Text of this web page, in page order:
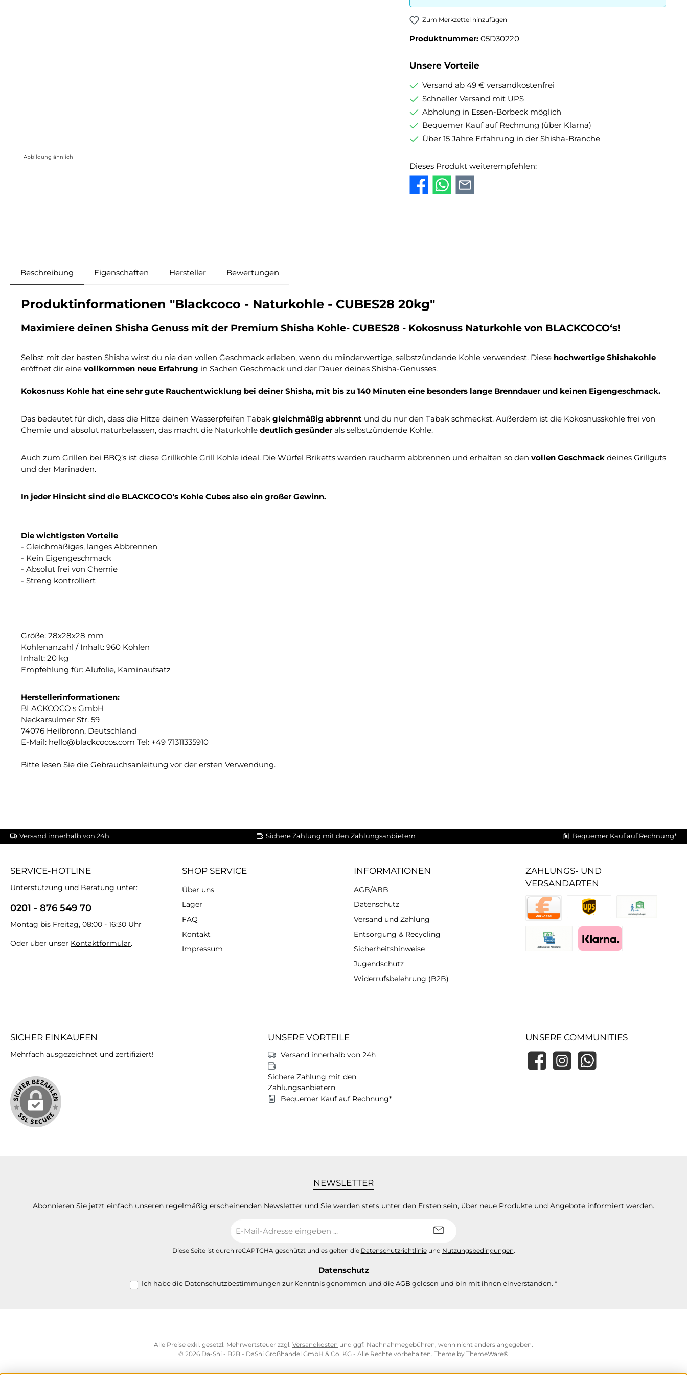
Abbildung ähnlich
Zum Merkzettel hinzufügen
Produktnummer: 05D30220
Unsere Vorteile
Versand ab 49 € versandkostenfrei
Schneller Versand mit UPS
Abholung in Essen-Borbeck möglich
Bequemer Kauf auf Rechnung (über Klarna)
Über 15 Jahre Erfahrung in der Shisha-Branche
Dieses Produkt weiterempfehlen:
Beschreibung Eigenschaften Hersteller Bewertungen
Produktinformationen "Blackcoco - Naturkohle - CUBES28 20kg"
Maximiere deinen Shisha Genuss mit der Premium Shisha Kohle- CUBES28 - Kokosnuss Naturkohle von BLACKCOCO‘s!
Selbst mit der besten Shisha wirst du nie den vollen Geschmack erleben, wenn du minderwertige, selbstzündende Kohle verwendest. Diese hochwertige Shishakohle
eröffnet dir eine vollkommen neue Erfahrung in Sachen Geschmack und der Dauer deines Shisha-Genusses.
Kokosnuss Kohle hat eine sehr gute Rauchentwicklung bei deiner Shisha, mit bis zu 140 Minuten eine besonders lange Brenndauer und keinen Eigengeschmack.
Das bedeutet für dich, dass die Hitze deinen Wasserpfeifen Tabak gleichmäßig abbrennt und du nur den Tabak schmeckst. Außerdem ist die Kokosnusskohle frei von
Chemie und absolut naturbelassen, das macht die Naturkohle deutlich gesünderals selbstzündende Kohle.
Auch zum Grillen bei BBQ’s ist diese Grillkohle Grill Kohle ideal. Die Würfel Briketts werden raucharm abbrennen und erhalten so den vollen Geschmack deines Grillguts
und der Marinaden.
In jeder Hinsicht sind die BLACKCOCO's Kohle Cubes also ein großer Gewinn.
Die wichtigsten Vorteile
- Gleichmäßiges, langes Abbrennen
- Kein Eigengeschmack
- Absolut frei von Chemie
- Streng kontrolliert
Größe: 28x28x28 mm
Kohlenanzahl / Inhalt: 960 Kohlen
Inhalt: 20 kg
Empfehlung für: Alufolie, Kaminaufsatz
Herstellerinformationen:
BLACKCOCO's GmbH
Neckarsulmer Str. 59
74076 Heilbronn, Deutschland
E-Mail: hello@blackcocos.com Tel: +49 71311335910
Bitte lesen Sie die Gebrauchsanleitung vor der ersten Verwendung.
Versand innerhalb von 24h Sichere Zahlung mit den Zahlungsanbietern Bequemer Kauf auf Rechnung*
SERVICE-HOTLINE
Unterstützung und Beratung unter:
0201 - 876 549 70
Montag bis Freitag, 08:00 - 16:30 Uhr
Oder über unser Kontaktformular.
SHOP SERVICE
Über uns
Lager
FAQ
Kontakt
Impressum
INFORMATIONEN
AGB/ABB
Datenschutz
Versand und Zahlung
Entsorgung & Recycling
Sicherheitshinweise
Jugendschutz
Widerrufsbelehrung (B2B)
ZAHLUNGS- UND
VERSANDARTEN
SICHER EINKAUFEN
Mehrfach ausgezeichnet und zertifiziert!
UNSERE VORTEILE
Versand innerhalb von 24h
Sichere Zahlung mit den
Zahlungsanbietern
Bequemer Kauf auf Rechnung*
UNSERE COMMUNITIES
FacebookInstagramWhatsApp
NEWSLETTER
Abonnieren Sie jetzt einfach unseren regelmäßig erscheinenden Newsletter und Sie werden stets unter den Ersten sein, über neue Produkte und Angebote informiert werden.
Mail-
Diese Seite ist durch reCAPTCHA geschützt und es gelten die Datenschutzrichtlinieund Nutzungsbedingungen.
Datenschutz
Ich habe die Datenschutzbestimmungen zur Kenntnis genommen und dieAGB gelesen und bin mit ihnen einverstanden. *
Alle Preise exkl. gesetzl. Mehrwertsteuer zzgl. Versandkosten und ggf. Nachnahmegebühren, wenn nicht anders angegeben.
© 2026 Da-Shi - B2B - DaShi Großhandel GmbH & Co. KG - Alle Rechte vorbehalten. Theme by ThemeWare®